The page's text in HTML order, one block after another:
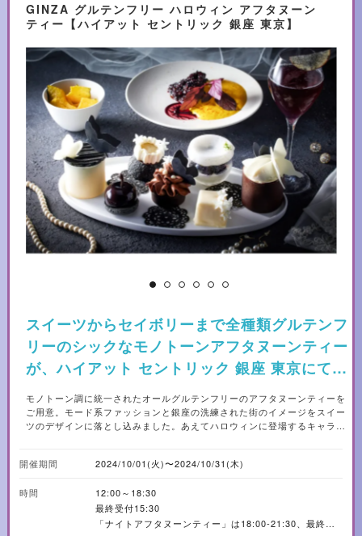
GINZA グルテンフリー ハロウィン アフタヌーン
ティー【ハイアット セントリック 銀座 東京】
スイーツからセイボリーまで全種類グルテンフ
リーのシックなモノトーンアフタヌーンティー
が、ハイアット セントリック 銀座 東京にて開
催されます。
モノトーン調に統一されたオールグルテンフリーのアフタヌーンティーを
ご用意。モード系ファッションと銀座の洗練された街のイメージをスイー
ツのデザインに落とし込みました。あえてハロウィンに登場するキャラク
革新的で高級感あふれる通りです。そんな銀座のイメージをスイーツで表
れます。食欲の秋にぴったりな、旬の味覚を存分に使用した贅沢でボリュ
ーミーな一品を堪能することができます。スイーツからセイボリーまで全
種類グルテンフリーで仕立てられたヘルシーアフタヌーンティーで、スタ
開催期間 2024/10/01(火)〜2024/10/31(木)
時間
12:00～18:30
最終受付15:30
「ナイトアフタヌーンティー」は18:00‐21:30、最終受